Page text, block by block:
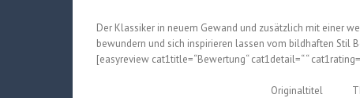
Der Klassiker in neuem Gewand und zusätzlich mit einer
bewundern und sich inspirieren lassen vom bildhaften Stil
[easyreview cat1title=“Bewertung“ cat1detail=“ “
Originaltitel